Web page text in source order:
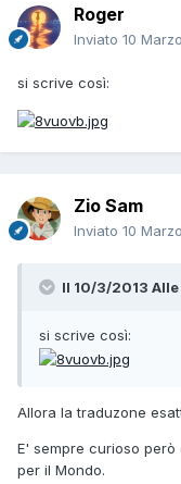
Roger
Inviato 10
si scrive così:
Zio Sam
Inviato 10
Il 10/3/2013
si scrive così:
Allora la traduzone
E' sempre curioso
per il Mondo.